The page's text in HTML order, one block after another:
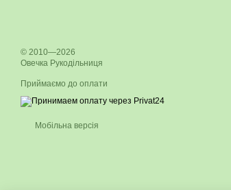
© 2010—2026
Овечка Рукодільниця
Приймаємо до оплати
Мобільна версія